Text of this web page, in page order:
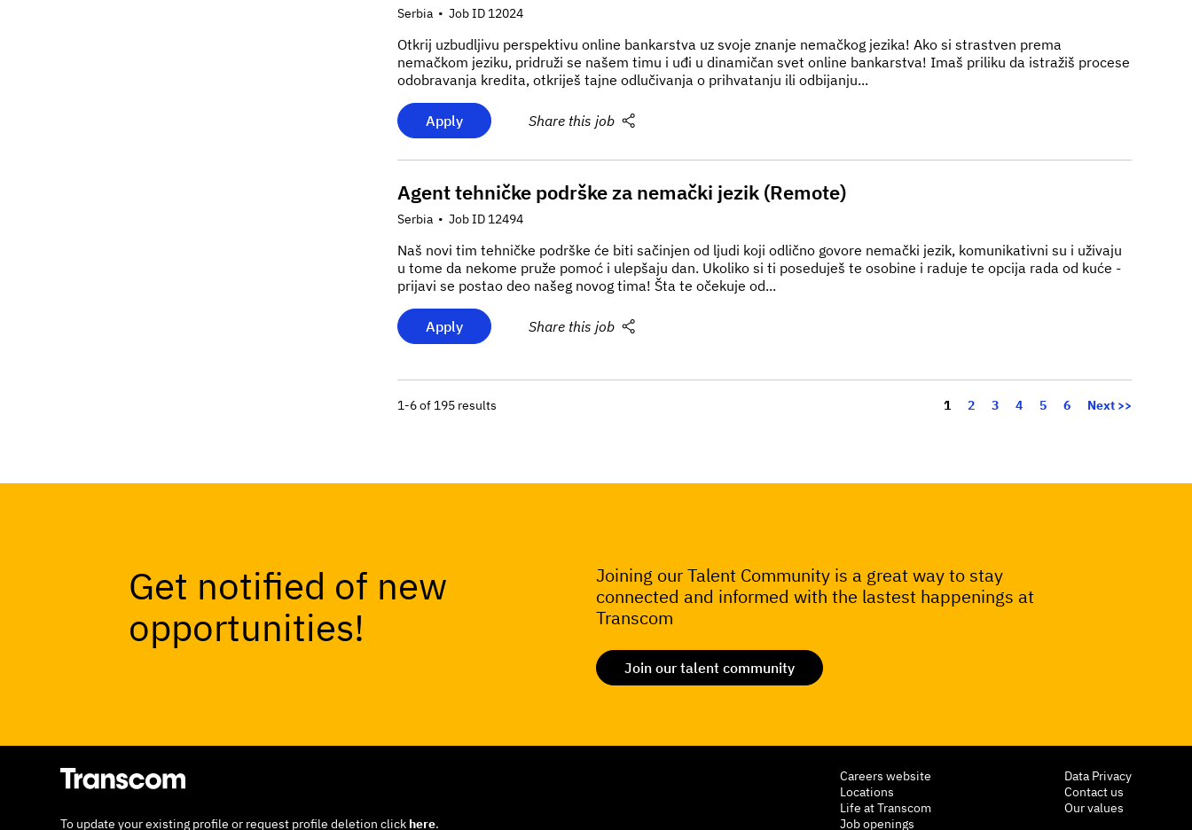
Serbia • Job ID 12024
Otkrij uzbudljivu perspektivu online bankarstva uz svoje znanje nemačkog jezika! Ako si strastven prema
nemačkom jeziku, pridruži se našem timu i uđi u dinamičan svet online bankarstva! Imaš priliku da istražiš procese
odobravanja kredita, otkriješ tajne odlučivanja o prihvatanju ili odbijanju...
Apply Share this job
Agent tehničke podrške za nemački jezik (Remote)
Serbia • Job ID 12494
Naš novi tim tehničke podrške će biti sačinjen od ljudi koji odlično govore nemački jezik, komunikativni su i uživaju
u tome da nekome pruže pomoć i ulepšaju dan. Ukoliko si ti poseduješ te osobine i raduje te opcija rada od kuće -
prijavi se postao deo našeg novog tima! Šta te očekuje od...
Apply Share this job
1-6 of 195 results Page
1 2 3 4 5 6 Next >>
Get notified of new
opportunities!
Joining our Talent Community is a great way to stay
connected and informed with the lastest happenings at
Transcom
Join our talent community
To update your existing profile or request profile deletion click here.
Careers website
Locations
Life at Transcom
Job openings
Data Privacy
Contact us
Our values